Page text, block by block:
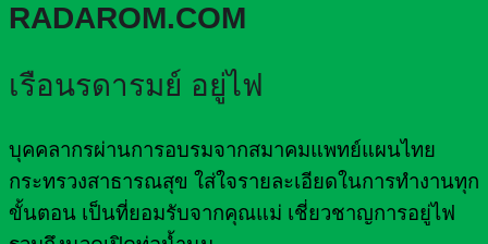
RADAROM.COM
เรือนรดารมย์ อยู่ไฟ
บุคคลากรผ่านการอบรมจากสมาคมแพทย์แผนไทย
กระทรวงสาธารณสุข ใส่ใจรายละเอียดในการทำงานทุก
ขั้นตอน เป็นที่ยอมรับจากคุณแม่ เชี่ยวชาญการอยู่ไฟ